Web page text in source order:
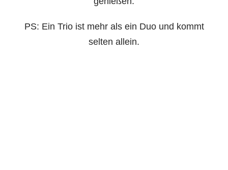
PS: Ein Trio ist mehr als ein Duo und kommt
selten allein.